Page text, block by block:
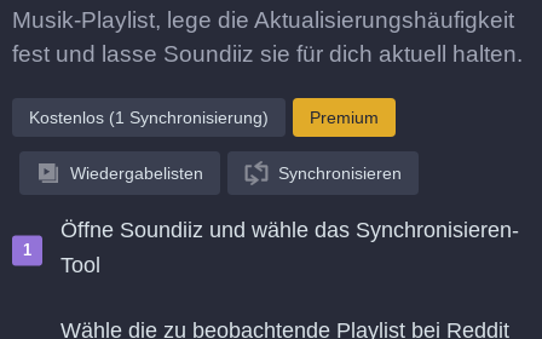
Musik-Playlist, lege die Aktualisierungshäufigkeit
fest und lasse Soundiiz sie für dich aktuell halten.
Kostenlos (1 Synchronisierung) Premium
Wiedergabelisten Synchronisieren
Öffne Soundiiz und wähle das Synchronisieren-
Tool
Wähle die zu beobachtende Playlist bei Reddit